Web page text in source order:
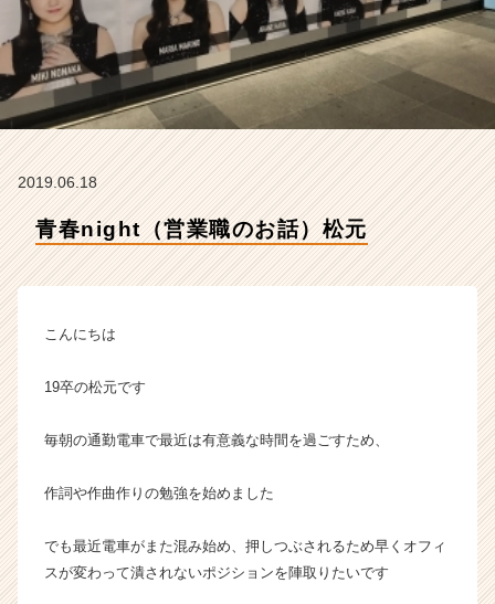
ー
タ
イ
ム
ラ
ベ
ン
ャ
ら
カ
ト
が
2019.06.18
青春night（営業職のお話）松元
こんにちは
19卒の松元です
毎朝の通勤電車で最近は有意義な時間を過ごすため、
作詞や作曲作りの勉強を始めました
でも最近電車がまた混み始め、押しつぶされるため早くオフィ
スが変わって潰されないポジションを陣取りたいです